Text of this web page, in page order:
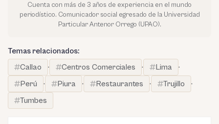
Cuenta con más de 3 años de experiencia en el mundo
periodístico. Comunicador social egresado de la Universidad
Particular Antenor Orrego (UPAO).
Temas relacionados:
Callao
· Centros Comerciales · Lima
·
Perú
· Piura · Restaurantes · Trujillo
·
Tumbes